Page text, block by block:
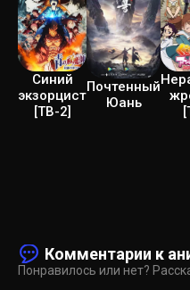
Синий
экзорцист
[ТВ-2]
Почтенный
Юань
Комментарии к
Понравилось или нет?